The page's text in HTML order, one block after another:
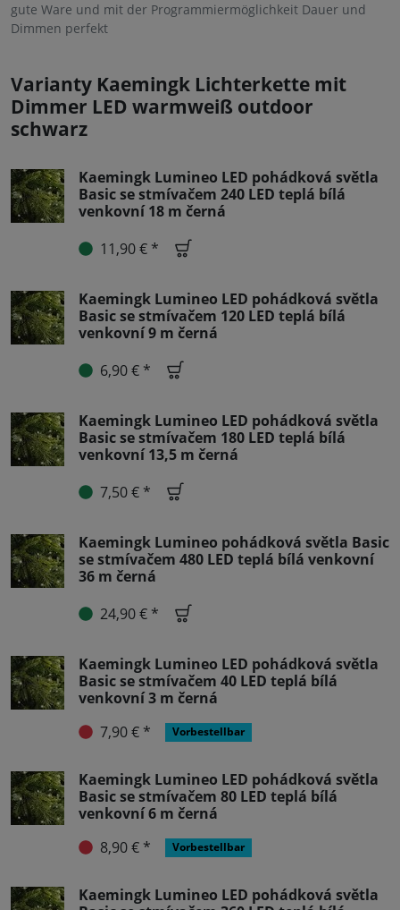
gute Ware und mit der Programmiermöglichkeit Dauer und
Dimmen perfekt
Varianty Kaemingk Lichterkette mit
Dimmer LED warmweiß outdoor
schwarz
Kaemingk Lumineo LED pohádková světla
Basic se stmívačem 240 LED teplá bílá
venkovní 18 m černá
11,90 € *
Kaemingk Lumineo LED pohádková světla
Basic se stmívačem 120 LED teplá bílá
venkovní 9 m černá
6,90 € *
Kaemingk Lumineo LED pohádková světla
Basic se stmívačem 180 LED teplá bílá
venkovní 13,5 m černá
7,50 € *
Kaemingk Lumineo pohádková světla Basic
se stmívačem 480 LED teplá bílá venkovní
36 m černá
24,90 € *
Kaemingk Lumineo LED pohádková světla
Basic se stmívačem 40 LED teplá bílá
venkovní 3 m černá
7,90 € *
Vorbestellbar
Kaemingk Lumineo LED pohádková světla
Basic se stmívačem 80 LED teplá bílá
venkovní 6 m černá
8,90 € *
Vorbestellbar
Kaemingk Lumineo LED pohádková světla